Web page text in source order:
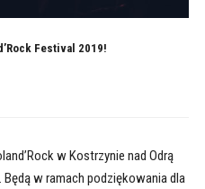
Festival 2019!
w Kostrzynie nad Odrą
w ramach podziękowania dla